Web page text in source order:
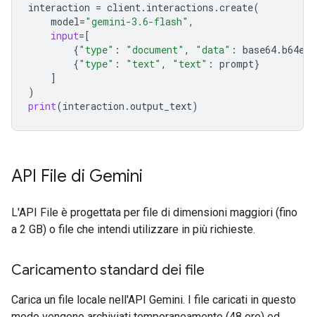
interaction = client. interactions .create(
model="gemini-3.6-flash" ,
input=[
{"type" : "document" , "data" : base64.
{"type" : "text" , "text" : prompt}
]
)
print(interaction .output_text)
API File di Gemini
L'API File è progettata per file di dimensioni maggiori (fino
a 2 GB) o file che intendi utilizzare in più richieste.
Caricamento standard dei file
Carica un file locale nell'API Gemini. I file caricati in questo